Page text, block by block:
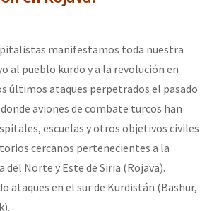
contra a Humanidade”
globales por la libertad de Jesús
Bem Virá” se publica no Estado Espanhol
manifestamos toda nuestra
al pueblo kurdo y a la revolución en
últimos ataques perpetrados el pasado
aviones de combate turcos han
escuelas y otros objetivos civiles
cercanos pertenecientes a la
del Norte y Este de Siria (Rojava).
ataques en el sur de Kurdistán (Bashur,